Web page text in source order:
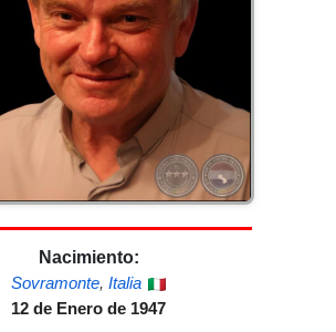
Nacimiento:
Sovramonte, Italia
12 de Enero de 1947